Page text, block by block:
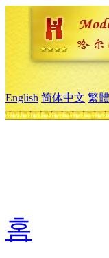
English 简体中文 繁
홈